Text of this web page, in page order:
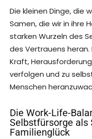
Die kleinen Dinge, die
Samen, die wir in ihre
starken Wurzeln des
des Vertrauens
Kraft,
verfolgen und zu
Menschen
Die Work-Life-
Selbstfürsorge als
Familienglück